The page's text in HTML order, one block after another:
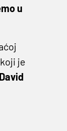
u
je
David